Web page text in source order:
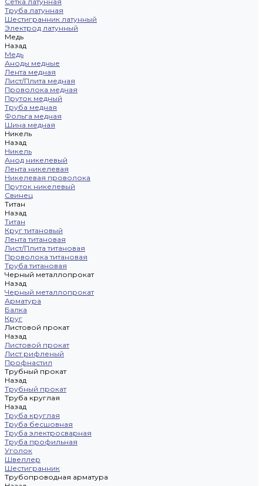
Труба латунная
Шестигранник латунный
Электрод латунный
Медь
Назад
Медь
Аноды медные
Лента медная
Лист/Плита медная
Проволока медная
Пруток медный
Труба медная
Фольга медная
Шина медная
Никель
Назад
Никель
Анод никелевый
Лента никелевая
Никелевая проволока
Пруток никелевый
Свинец
Титан
Назад
Титан
Круг титановый
Лента титановая
Лист/Плита титановая
Проволока титановая
Труба титановая
Черный металлопрокат
Назад
Черный металлопрокат
Арматура
Балка
Круг
Листовой прокат
Назад
Листовой прокат
Лист рифленый
Профнастил
Трубный прокат
Назад
Трубный прокат
Труба круглая
Назад
Труба круглая
Труба бесшовная
Труба электросварная
Труба профильная
Уголок
Швеллер
Шестигранник
Трубопроводная арматура